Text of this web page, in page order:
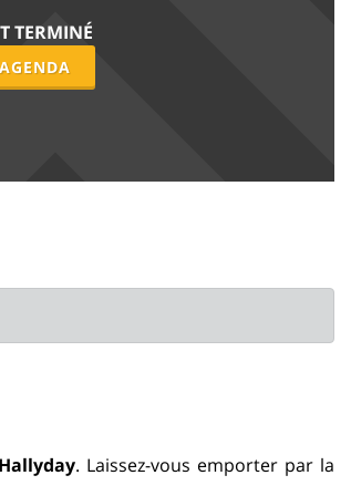
TERMINÉ
. Laissez-vous emporter par la